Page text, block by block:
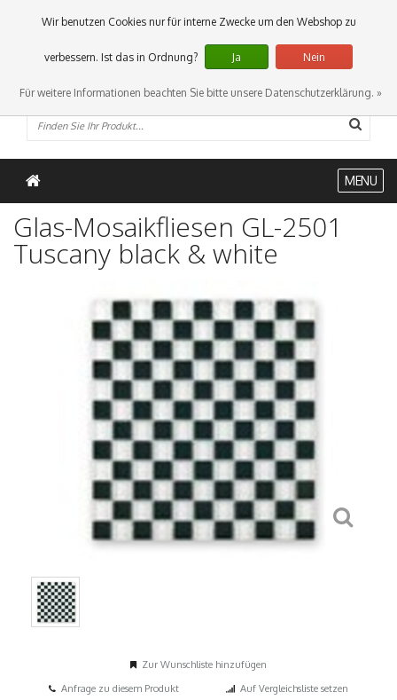
0 Artikel
MENU
Glas-Mosaikfliesen GL-2501
Tuscany black & white
Zur Wunschliste hinzufügen
Anfrage zu diesem Produkt
Auf Vergleichsliste setzen
Wir benutzen Cookies nur für interne Zwecke um den Webshop zu
verbessern. Ist das in Ordnung? Ja Nein
Für weitere Informationen beachten Sie bitte unsere Datenschutzerklärung. »